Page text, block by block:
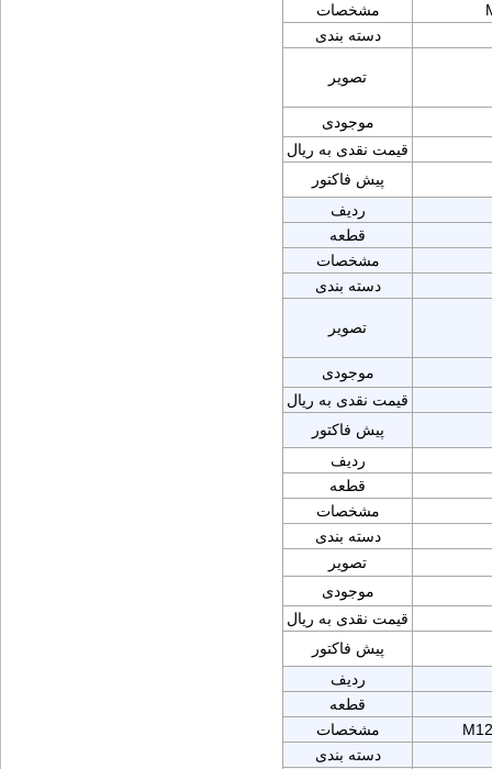
مشخصات
دسته بندی
تصویر
موجودی
قیمت نقدی به ریال
پیش فاکتور
ردیف
قطعه
مشخصات
دسته بندی
تصویر
موجودی
قیمت نقدی به ریال
پیش فاکتور
ردیف
قطعه
مشخصات
دسته بندی
تصویر
موجودی
قیمت نقدی به ریال
پیش فاکتور
ردیف
قطعه
مشخصات
دسته بندی